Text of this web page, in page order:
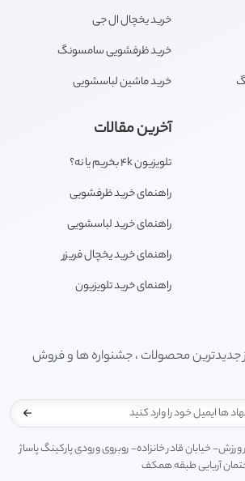
خرید یخچال ال جی
خرید ظرفشویی سامسونگ
خرید ماشین لباسشویی
آخرین مقالات
تلویزیون 4k بخریم یا نه؟
راهنمای خرید ظرفشویی
راهنمای خرید لباسشویی
راهنمای خرید یخچال فریزر
راهنمای خرید تلویزیون
جدیدترین محصولات ، جشنواره ها و فروش
خیابان قادر خانزاده- روبروی ورودی پارکینگ پاساژ
آریایی طبقه همکف